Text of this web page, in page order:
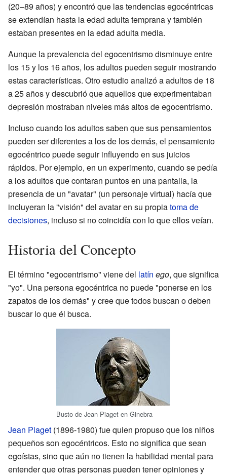
(20–89 años) y encontró que las tendencias egocéntricas
se extendían hasta la edad adulta temprana y también
estaban presentes en la edad adulta media.
Aunque la prevalencia del egocentrismo disminuye entre
los 15 y los 16 años, los adultos pueden seguir mostrando
estas características. Otro estudio analizó a adultos de 18
a 25 años y descubrió que aquellos que experimentaban
depresión mostraban niveles más altos de egocentrismo.
Incluso cuando los adultos saben que sus pensamientos
pueden ser diferentes a los de los demás, el pensamiento
egocéntrico puede seguir influyendo en sus juicios
rápidos. Por ejemplo, en un experimento, cuando se pedía
a los adultos que contaran puntos en una pantalla, la
presencia de un "avatar" (un personaje virtual) hacía que
incluyeran la "visión" del avatar en su propiatoma de
decisiones, incluso si no coincidía con lo que ellos veían.
Historia del Concepto
El término "egocentrismo" viene del latín ego, que significa
"yo". Una persona egocéntrica no puede "ponerse en los
zapatos de los demás" y cree que todos buscan o deben
buscar lo que él busca.
Busto de Jean Piaget en Ginebra
Jean Piaget (1896-1980) fue quien propuso que los niños
pequeños son egocéntricos. Esto no significa que sean
egoístas, sino que aún no tienen la habilidad mental para
entender que otras personas pueden tener opiniones y